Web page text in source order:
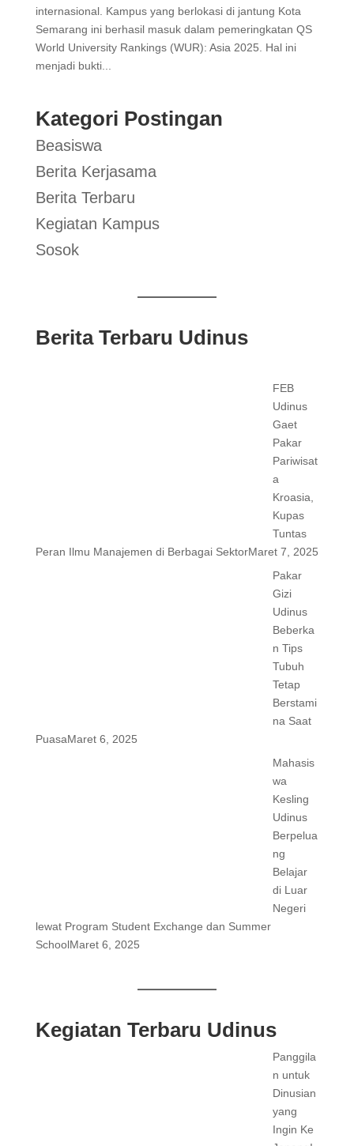
internasional. Kampus yang berlokasi di jantung Kota
Semarang ini berhasil masuk dalam pemeringkatan QS
World University Rankings (WUR): Asia 2025. Hal ini
menjadi bukti...
Kategori Postingan
Beasiswa
Berita Kerjasama
Berita Terbaru
Kegiatan Kampus
Sosok
Berita Terbaru Udinus
FEB
Udinus
Gaet
Pakar
Pariwisat
a
Kroasia,
Kupas
Tuntas
Peran Ilmu Manajemen di Berbagai SektorMaret 7, 2025
Pakar
Gizi
Udinus
Beberka
n Tips
Tubuh
Tetap
Berstami
na Saat
PuasaMaret 6, 2025
Mahasis
wa
Kesling
Udinus
Berpelua
ng
Belajar
di Luar
Negeri
lewat Program Student Exchange dan Summer
SchoolMaret 6, 2025
Kegiatan Terbaru Udinus
Panggila
n untuk
Dinusian
yang
Ingin Ke